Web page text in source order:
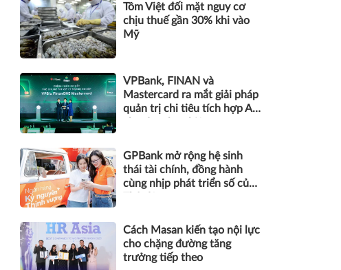
Tôm Việt đối mặt nguy cơ
chịu thuế gần 30% khi vào
Mỹ
VPBank, FINAN và
Mastercard ra mắt giải pháp
quản trị chi tiêu tích hợp AI
GPBank mở rộng hệ sinh
thái tài chính, đồng hành
cùng nhịp phát triển số của
Cách Masan kiến tạo nội lực
cho chặng đường tăng
trưởng tiếp theo